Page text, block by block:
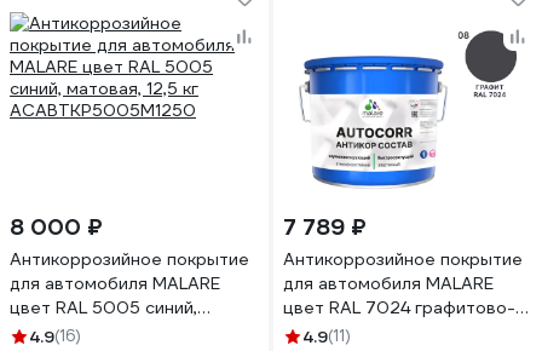
8 000 ₽
Антикоррозийное покрытие
для автомобиля MALARE
цвет RAL 5005 синий,
матовая, 12,5 кг
4.9(16)
7 789 ₽
Антикоррозийное покрытие
для автомобиля MALARE
цвет RAL 7024 графитово-
серый, матовая, 12,5 кг
4.9(11)